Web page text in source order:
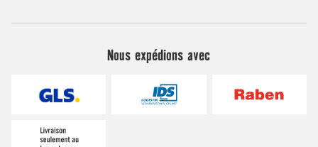
Nous expédions avec